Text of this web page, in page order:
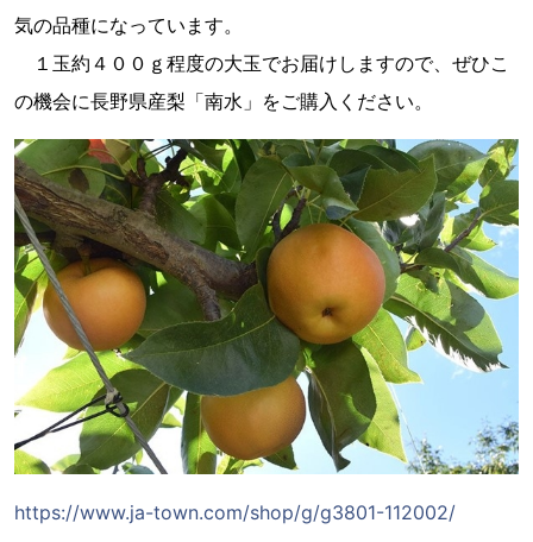
気の品種になっています。
１玉約４００ｇ程度の大玉でお届けしますので、ぜひこ
の機会に長野県産梨「南水」をご購入ください。
https://www.ja-town.com/shop/g/g3801-112002/